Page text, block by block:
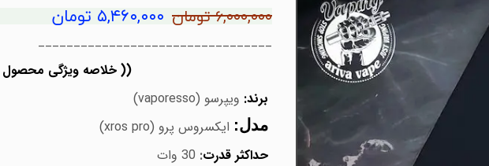
۶,۰۰۰,۰۰۰ تومان ۵,۴۶۰,۰۰۰ تومان
​_________________________________
(( خلاصه ویژگی
برند: ویپرسو (vaporesso)
مدل: ایکسروس پرو (xros pro)
حداکثر قدرت: